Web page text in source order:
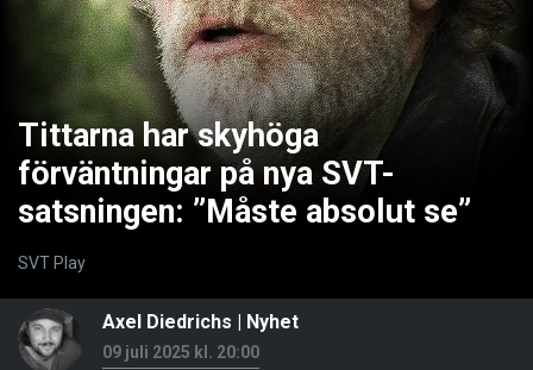
Tittarna har skyhöga
förväntningar på nya SVT-
satsningen: ”Måste absolut se”
SVT Play
Axel Diedrichs Nyhet
09 juli 2025 kl. 20:00